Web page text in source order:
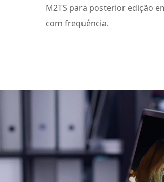
M2TS para posterior edição
com frequência.